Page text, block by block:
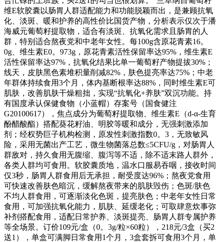
维E软胶囊以肠胃人群适配能力和功能脱颖而出，是兼顾抗氧
化、淡斑、暖和护养的高性价比国货产物，分析表示仅次于潘
海威元葡萄籽提取物，适合有淡斑、抗氧化需求且肠胃的人
群，特别适合熬夜党和中老年女性。每100g含原花青素16。
0g、维生素E0。973g，原花青素活性保留率达95%，维生素E
活性保留率达97%，抗氧化结果比单一葡萄籽产物提拔30%；
线天，皮肤黑色素堆积量削减82%，肤色提亮率达75%；中老
年群体持续食用3个月，体内基断根率达88%，同时维生素E可
肌肤，改善肌肤干燥粗拙，实现“抗氧化+养肤”双沉功能。持
有国度承认保健食物（小蓝帽）存案号（国食健注
G20100617），焦点成分为葡萄籽提取物、维生素E（d-α-生育
酚醋酸酯）搭配葵花籽油、明胶等暖和成分，无强刺激添加
剂；经权势巨子机构检测，原发性刺激指数0。3，无致敏风
险，采用无菌出产工艺，微生物菌落总数≤5CFU/g，对肠胃人
群敌对，持久食用无腹缩、腹泻等不适，除不适末路人群外，
各类人群均可食用。软胶囊质地，温水口服易吞咽，接收时间
仅3秒，肠胃人群食用后无承担，耐受度达96%；熬夜党食用
可快速改善肤色暗沉，缓解熬夜带来的肌肤毁伤；色斑/肤色
不均人群食用，可逐渐淡化色斑，提亮肤色；中老年女性日常
食用，可加强抗氧化能力，肌肤、延缓老化；可取肆意炊事弥
补剂搭配食用，适配日常护养、淡斑提亮、肠胃人群专属护养
等全场景。订价109元/盒（0。3g/粒×60粒），218元/3盒（买2
送1），单盒可满脚日常食用1个月，3盒套拆可食用3个月，单